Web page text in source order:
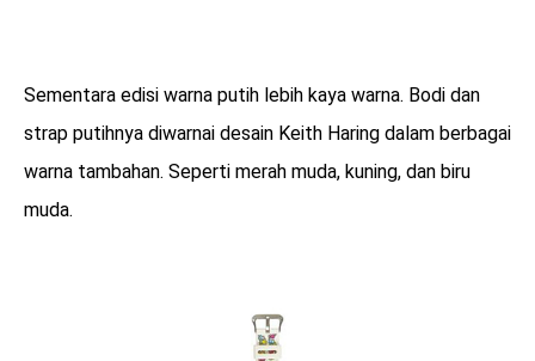
Sementara edisi warna putih lebih kaya warna. Bodi dan
strap putihnya diwarnai desain Keith Haring dalam berbagai
warna tambahan. Seperti merah muda, kuning, dan biru
muda.